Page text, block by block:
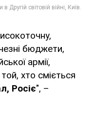
бюджети,
армії,
хто сміється
Росіє", –